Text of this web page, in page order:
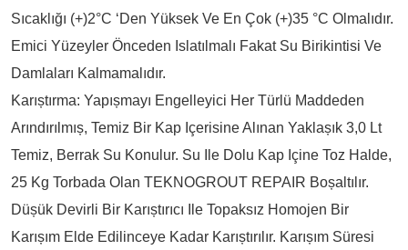
Sıcaklığı (+)2°C ‘den Yüksek Ve En Çok (+)35 °C Olmalıdır.
Emici Yüzeyler Önceden Islatılmalı Fakat Su Birikintisi Ve
Damlaları Kalmamalıdır.
Karıștırma: Yapıșmayı Engelleyici Her Türlü Maddeden
Arındırılmıș, Temiz Bir Kap Içerisine Alınan Yaklașık 3,0 Lt
Temiz, Berrak Su Konulur. Su Ile Dolu Kap Içine Toz Halde,
25 Kg Torbada Olan TEKNOGROUT REPAIR Boșaltılır.
Düșük Devirli Bir Karıștırıcı Ile Topaksız Homojen Bir
Karıșım Elde Edilinceye Kadar Karıștırılır. Karıșım Süresi